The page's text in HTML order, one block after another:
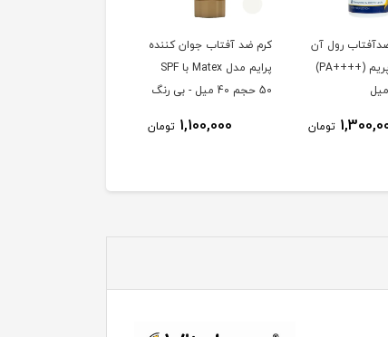
رول آن
+SPF50 پریم (++++PA)
تومان
کرم ضد آفتاب جوان کننده
پرایم مدل Matex با SPF
50 حجم 40 میل - بی رنگ
1,100,000 تومان